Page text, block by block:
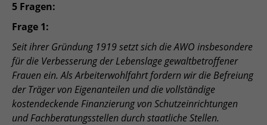
5 Fragen:
Frage 1:
Seit ihrer Gründung 1919 setzt sich die AWO insbesondere
für die Verbesserung der Lebenslage gewaltbetroffener
Frauen ein. Als Arbeiterwohlfahrt fordern wir die Befreiung
der Träger von Eigenanteilen und die vollständige
kostendeckende Finanzierung von Schutzeinrichtungen
und Fachberatungsstellen durch staatliche Stellen.